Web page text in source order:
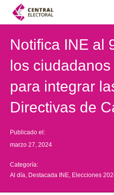
Notifica INE al
los
para integrar
Directivas de
Publicado el:
marzo 27, 2024
Categoría:
Al día Destacada INE Elecciones